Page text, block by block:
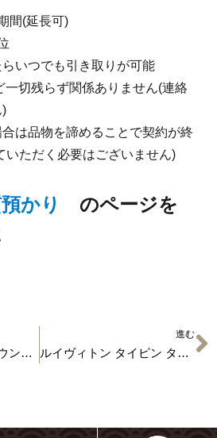
間(延長可)
いつでも引き取りが可能
一切残らず関係ありません(連絡
)
は品物を諦めることで契約が終
いただく必要はございません)
かり
のページを
滋賀 サンローラン ラウンド財布 買取実績公開中
進む
ルイヴィトン タイピン タイバー 買取＆入荷情報 M65042